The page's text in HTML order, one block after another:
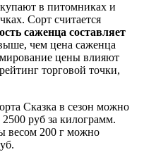
в питомниках и
Сорт считается
саженца составляет
чем цена саженца
цены влияют
торговой точки,
Сказка в сезон можно
руб за килограмм.
весом 200 г можно